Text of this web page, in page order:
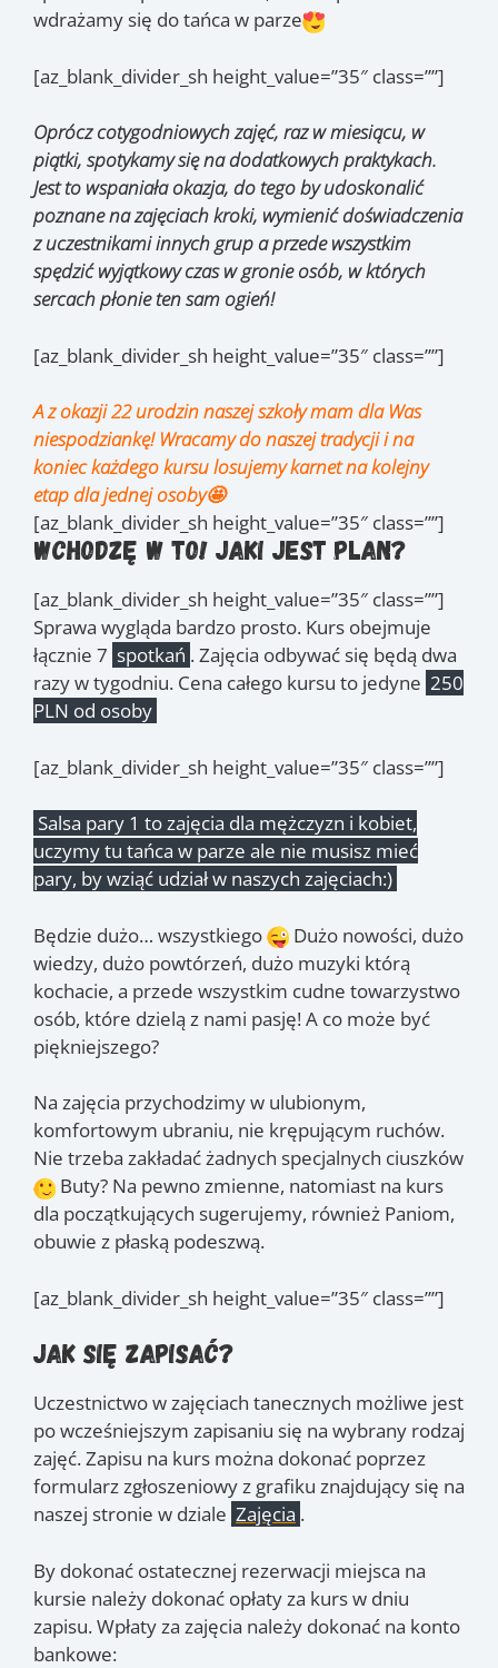
wdrażamy się do tańca w parze
[az_blank_divider_sh height_value=”35″ class=””]
Oprócz cotygodniowych zajęć, raz w miesiącu, w
piątki, spotykamy się na dodatkowych praktykach.
Jest to wspaniała okazja, do tego by udoskonalić
poznane na zajęciach kroki, wymienić doświadczenia
z uczestnikami innych grup a przede wszystkim
spędzić wyjątkowy czas w gronie osób, w których
sercach płonie ten sam ogień!
[az_blank_divider_sh height_value=”35″ class=””]
A z okazji 22 urodzin naszej szkoły mam dla Was
niespodziankę! Wracamy do naszej tradycji i na
koniec każdego kursu losujemy karnet na kolejny
etap dla jednej osoby🤩
[az_blank_divider_sh height_value=”35″ class=””]
Wchodzę w to! Jaki jest plan?
[az_blank_divider_sh height_value=”35″ class=””]
Sprawa wygląda bardzo prosto. Kurs obejmuje
łącznie 7 spotkań . Zajęcia odbywać się będą dwa
razy w tygodniu. Cena całego kursu to jedyne 250
PLN od osoby
[az_blank_divider_sh height_value=”35″ class=””]
Salsa pary 1 to zajęcia dla mężczyzn i kobiet,
uczymy tu tańca w parze ale nie musisz mieć
pary, by wziąć udział w naszych zajęciach:)
Będzie dużo… wszystkiego
Dużo nowości, dużo
wiedzy, dużo powtórzeń, dużo muzyki którą
kochacie, a przede wszystkim cudne towarzystwo
osób, które dzielą z nami pasję! A co może być
piękniejszego?
Na zajęcia przychodzimy w ulubionym,
komfortowym ubraniu, nie krępującym ruchów.
Nie trzeba zakładać żadnych specjalnych ciuszków
Buty? Na pewno zmienne, natomiast na kurs
dla początkujących sugerujemy, również Paniom,
obuwie z płaską podeszwą.
[az_blank_divider_sh height_value=”35″ class=””]
Jak się zapisać?
Uczestnictwo w zajęciach tanecznych możliwe jest
po wcześniejszym zapisaniu się na wybrany rodzaj
zajęć. Zapisu na kurs można dokonać poprzez
formularz zgłoszeniowy z grafiku znajdujący się na
naszej stronie w dziale Zajęcia .
By dokonać ostatecznej rezerwacji miejsca na
kursie należy dokonać opłaty za kurs w dniu
zapisu. Wpłaty za zajęcia należy dokonać na konto
bankowe: